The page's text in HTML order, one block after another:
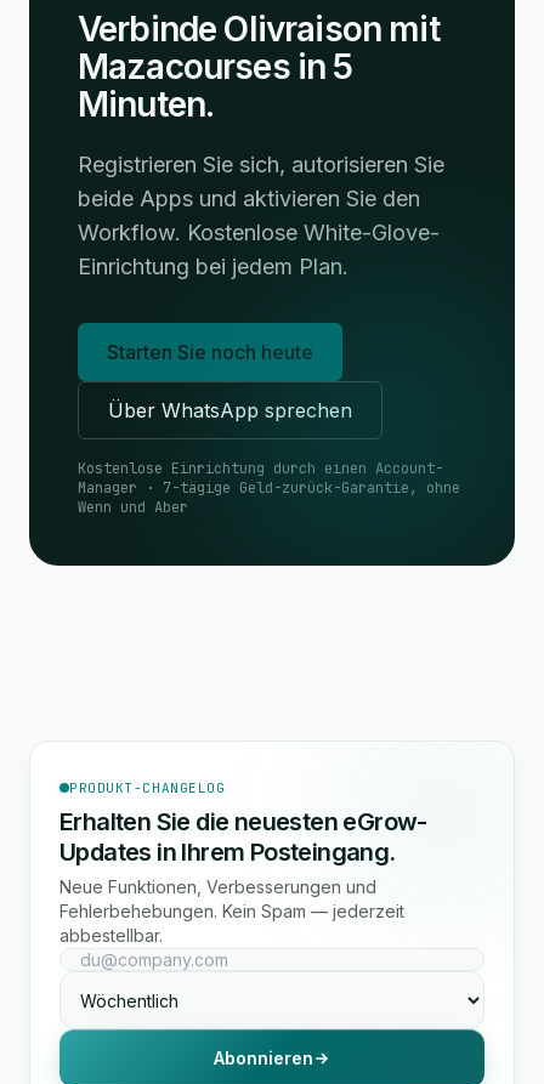
Verbinde Olivraison mit
Mazacourses in 5
Minuten.
Registrieren Sie sich, autorisieren Sie
beide Apps und aktivieren Sie den
Workflow. Kostenlose White-Glove-
Einrichtung bei jedem Plan.
Starten Sie noch heute
Über WhatsApp sprechen
Kostenlose Einrichtung durch einen Account-
Manager · 7-tägige Geld-zurück-Garantie, ohne
Wenn und Aber
PRODUKT-CHANGELOG
Erhalten Sie die neuesten eGrow-
Updates in Ihrem Posteingang.
Neue Funktionen, Verbesserungen und
Fehlerbehebungen. Kein Spam — jederzeit
abbestellbar.
Abonnieren